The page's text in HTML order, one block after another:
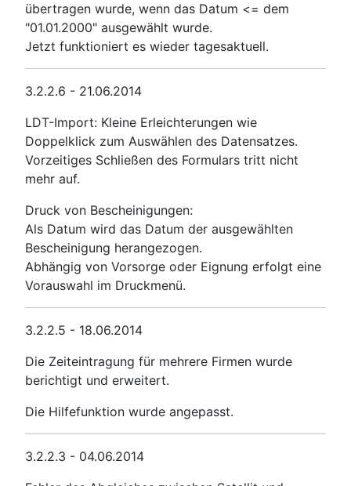
übertragen wurde, wenn das Datum <= dem
"01.01.2000" ausgewählt wurde.
Jetzt funktioniert es wieder tagesaktuell.
3.2.2.6 - 21.06.2014
LDT-Import: Kleine Erleichterungen wie
Doppelklick zum Auswählen des Datensatzes.
Vorzeitiges Schließen des Formulars tritt nicht
mehr auf.
Druck von Bescheinigungen:
Als Datum wird das Datum der ausgewählten
Bescheinigung herangezogen.
Abhängig von Vorsorge oder Eignung erfolgt eine
Vorauswahl im Druckmenü.
3.2.2.5 - 18.06.2014
Die Zeiteintragung für mehrere Firmen wurde
berichtigt und erweitert.
Die Hilfefunktion wurde angepasst.
3.2.2.3 - 04.06.2014